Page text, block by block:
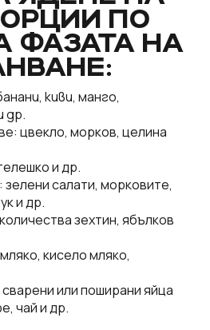
ПО
ФАЗАТА НА
киви, манго,
др.
цвекло, морков, целина
и др.
зелени салати, морковите,
и др.
зехтин, ябълков
кисело мляко,
или поширани яйца
чай и др.